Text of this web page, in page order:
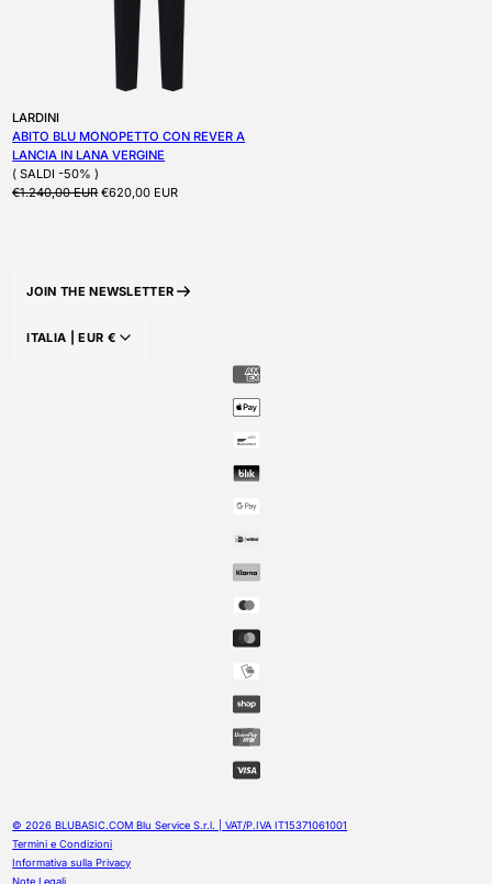
Produttore:
LARDINI
ABITO BLU MONOPETTO CON REVER A
LANCIA IN LANA VERGINE
( SALDI -50% )
Prezzo di listino
€1.240,00 EUR Prezzo scontato
€620,00 EUR
JOIN THE NEWSLETTER
PAESE/AREA GEOGRAFICA:
ITALIA |EUR €
© 2026 BLUBASIC.COM Blu Service S.r.l. | VAT/P.IVA IT15371061001
Termini e Condizioni
Informativa sulla Privacy